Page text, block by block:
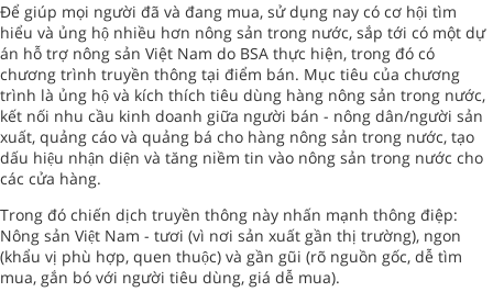
Để giúp mọi người đã và đang mua, sử dụng nay có cơ hội tìm
hiểu và ủng hộ nhiều hơn nông sản trong nước, sắp tới có một dự
án hỗ trợ nông sản Việt Nam do BSA thực hiện, trong đó có
chương trình truyền thông tại điểm bán. Mục tiêu của chương
trình là ủng hộ và kích thích tiêu dùng hàng nông sản trong nước,
kết nối nhu cầu kinh doanh giữa người bán - nông dân/người sản
xuất, quảng cáo và quảng bá cho hàng nông sản trong nước, tạo
dấu hiệu nhận diện và tăng niềm tin vào nông sản trong nước cho
các cửa hàng.
Trong đó chiến dịch truyền thông này nhấn mạnh thông điệp:
Nông sản Việt Nam - tươi (vì nơi sản xuất gần thị trường), ngon
(khẩu vị phù hợp, quen thuộc) và gần gũi (rõ nguồn gốc, dễ tìm
mua, gắn bó với người tiêu dùng, giá dễ mua).